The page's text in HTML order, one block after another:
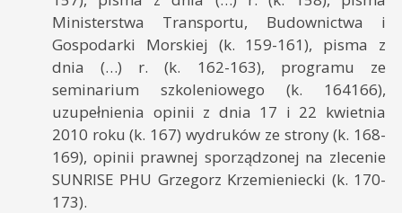
Ministerstwa Transportu, Budownictwa i
Gospodarki Morskiej (k. 159-161), pisma z
dnia (…) r. (k. 162-163), programu ze
seminarium szkoleniowego (k. 164166),
uzupełnienia opinii z dnia 17 i 22 kwietnia
2010 roku (k. 167) wydruków ze strony (k. 168-
169), opinii prawnej sporządzonej na zlecenie
SUNRISE PHU Grzegorz Krzemieniecki (k. 170-
173).